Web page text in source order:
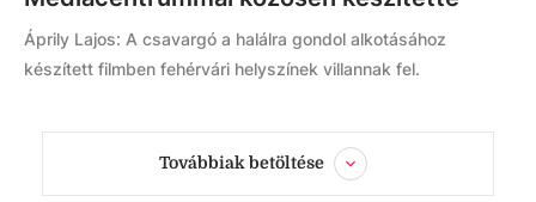
Áprily Lajos: A csavargó a halálra gondol alkotásához
készített filmben fehérvári helyszínek villannak fel.
Továbbiak betöltése